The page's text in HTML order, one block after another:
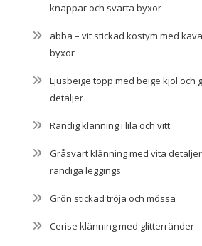
knappar och svarta byxor
abba – vit stickad kostym med
byxor
Ljusbeige topp med beige kjol och
detaljer
Randig klänning i lila och vitt
Gråsvart klänning med vita
randiga leggings
Grön stickad tröja och mössa
Cerise klänning med glitterränder